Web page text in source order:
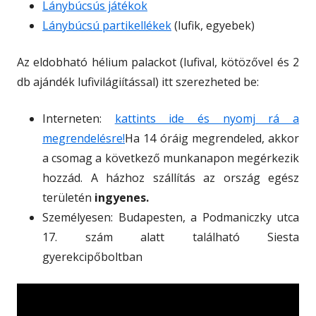
Lánybúcsús játékok
Lánybúcsú partikellékek(lufik, egyebek)
Az eldobható hélium palackot (lufival, kötözővel és 2
db ajándék lufivilágiítással) itt szerezheted be:
Interneten: kattints ide és nyomj rá a
megrendelésre!Ha 14 óráig megrendeled, akkor
a csomag a következő munkanapon megérkezik
hozzád. A házhoz szállítás az ország egész
területén ingyenes.
Személyesen: Budapesten, a Podmaniczky utca
17. szám alatt található Siesta
gyerekcipőboltban